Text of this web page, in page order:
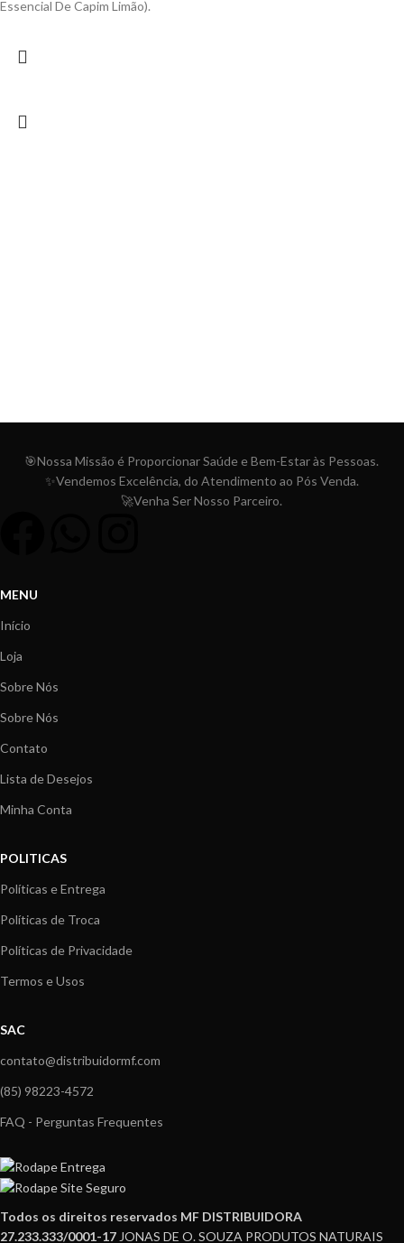
Essencial De Capim Limão).
🎯Nossa Missão é ProporcionarSaúde e Bem-Estar às Pessoas.
✨Vendemos Excelência, do Atendimento ao Pós Venda.
🚀Venha Ser Nosso Parceiro.
MENU
Início
Loja
Sobre Nós
Sobre Nós
Contato
Lista de Desejos
Minha Conta
POLITICAS
Políticas e Entrega
Políticas de Troca
Políticas de Privacidade
Termos e Usos
SAC
contato@distribuidormf.com
(85) 98223-4572
FAQ - Perguntas Frequentes
Todos os direitos reservados MF DISTRIBUIDORA
27.233.333/0001-17 JONAS DE O. SOUZA PRODUTOS NATURAIS